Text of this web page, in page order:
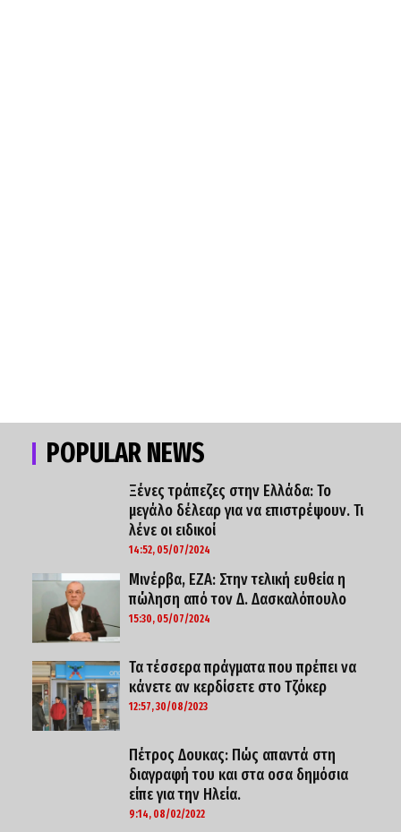
POPULAR NEWS
Ξένες τράπεζες στην Ελλάδα: Το
μεγάλο δέλεαρ για να επιστρέψουν. Τι
λένε οι ειδικοί
14:52, 05/07/2024
Μινέρβα, ΕΖΑ: Στην τελική ευθεία η
πώληση από τον Δ. Δασκαλόπουλο
15:30, 05/07/2024
Τα τέσσερα πράγματα που πρέπει να
κάνετε αν κερδίσετε στο Τζόκερ
12:57, 30/08/2023
Πέτρος Δουκας: Πώς απαντά στη
διαγραφή του και στα οσα δημόσια
είπε για την Ηλεία.
9:14, 08/02/2022